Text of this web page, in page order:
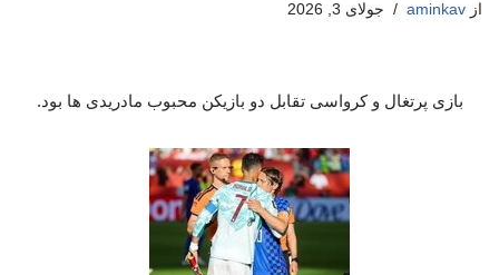
از aminkav جولای 3, 2026
بازی پرتغال و کرواسی تقابل دو بازیکن محبوب مادریدی ها بود.